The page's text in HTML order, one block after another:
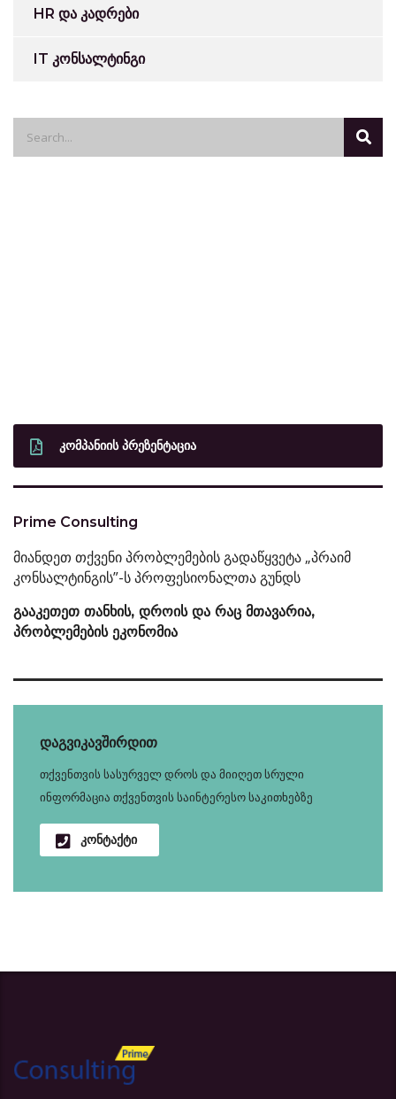
HR და კადრები
IT კონსალტინგი
ᲙᲝᲛᲞᲐᲜᲘᲘᲡ ᲞᲠᲔᲖᲔᲜᲢᲐᲪᲘᲐ
Prime Consulting
მიანდეთ თქვენი პრობლემების გადაწყვეტა „პრაიმ
კონსალტინგის”-ს პროფესიონალთა გუნდს
გააკეთეთ თანხის, დროის და რაც მთავარია,
პრობლემების ეკონომია
დაგვიკავშირდით
თქვენთვის სასურველ დროს და მიიღეთ სრული
ინფორმაცია თქვენთვის საინტერესო საკითხებზე
კონტაქტი